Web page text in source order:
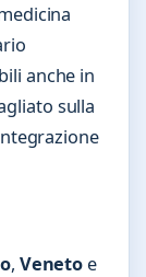
anche in
sulla
, Veneto e